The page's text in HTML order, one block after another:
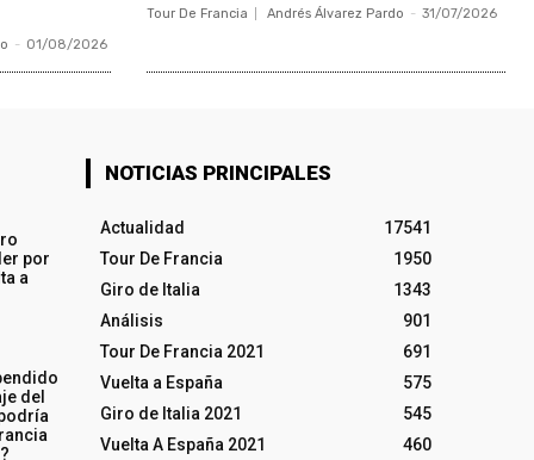
- 01/08/2026
Tour De Francia Andrés Álvarez Pardo - 31/07/2026
por
a
del
NOTICIAS PRINCIPALES
Actualidad
17541
Tour De Francia
1950
Giro de Italia
1343
Análisis
901
Tour De Francia 2021
691
Vuelta a España
575
Giro de Italia 2021
545
Vuelta A España 2021
460